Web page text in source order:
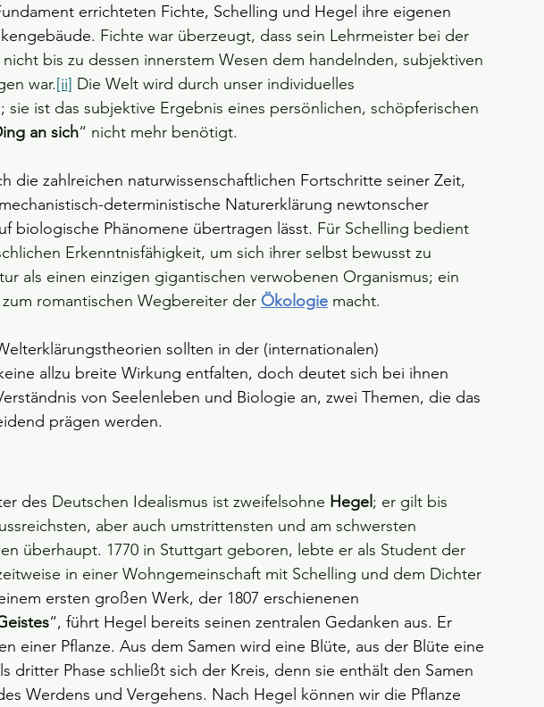
errichteten Fichte, Schelling und Hegel ihre eigenen
. Fichte war überzeugt, dass sein Lehrmeister bei der
bis zu dessen innerstem Wesen dem handelnden, subjektiven
war.[ii] Die Welt wird durch unser individuelles
sie ist das subjektive Ergebnis eines persönlichen, schöpferischen
an sich“ nicht mehr benötigt.
die zahlreichen naturwissenschaftlichen Fortschritte seiner Zeit,
deterministische Naturerklärung newtonscher
biologische Phänomene übertragen lässt. Für Schelling bedient
Erkenntnisfähigkeit, um sich ihrer selbst bewusst zu
als einen einzigen gigantischen verwobenen Organismus; ein
romantischen Wegbereiter der Ökologie macht.
sollten in der (internationalen)
allzu breite Wirkung entfalten, doch deutet sich bei ihnen
von Seelenleben und Biologie an, zwei Themen, die das
prägen werden.
des Deutschen Idealismus ist zweifelsohne Hegel ; er gilt bis
aber auch umstrittensten und am schwersten
überhaupt. 1770 in Stuttgart geboren, lebte er als Student der
in einer Wohngemeinschaft mit Schelling und dem Dichter
ersten großen Werk, der 1807 erschienenen
“, führt Hegel bereits seinen zentralen Gedanken aus. Er
einer Pflanze. Aus dem Samen wird eine Blüte, aus der Blüte eine
dritter Phase schließt sich der Kreis, denn sie enthält den Samen
Werdens und Vergehens. Nach Hegel können wir die Pflanze